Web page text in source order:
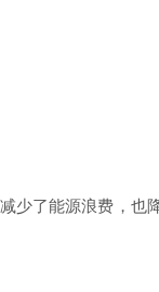
了能源浪费，也